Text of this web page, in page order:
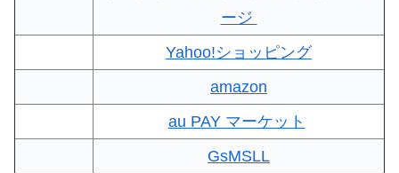
ージ
Yahoo!ショッピング
amazon
au PAY マーケット
GsMSLL